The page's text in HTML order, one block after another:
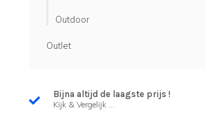
Outdoor
Outlet
Bijna altijd de laagste prijs !
Kijk & Vergelijk ...